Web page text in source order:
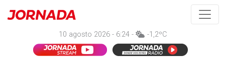
10 agosto 2026 - 6:24 - -1,2ºC